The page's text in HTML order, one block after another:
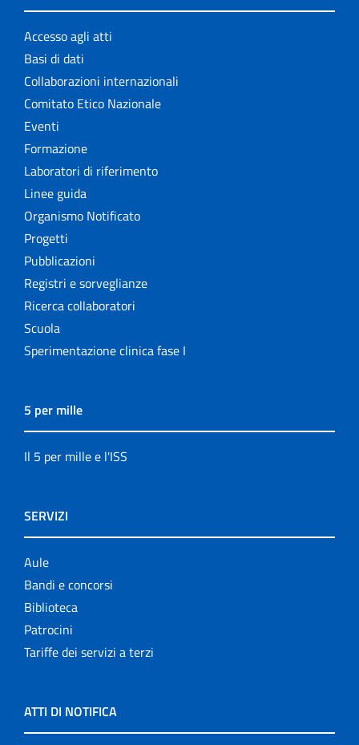
Accesso agli atti
Basi di dati
Collaborazioni internazionali
Comitato Etico Nazionale
Eventi
Formazione
Laboratori di riferimento
Linee guida
Organismo Notificato
Progetti
Pubblicazioni
Registri e sorveglianze
Ricerca collaboratori
Scuola
Sperimentazione clinica fase I
5 per mille
Il 5 per mille e l'ISS
SERVIZI
Aule
Bandi e concorsi
Biblioteca
Patrocini
Tariffe dei servizi a terzi
ATTI DI NOTIFICA